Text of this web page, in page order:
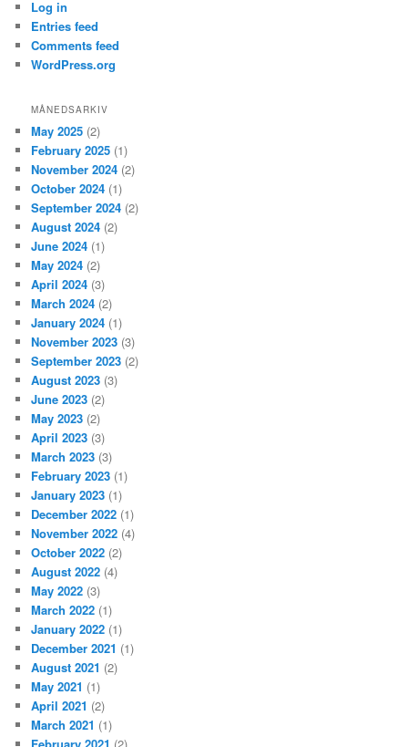
Log in
Entries feed
Comments feed
WordPress.org
MÅNEDSARKIV
May 2025 (2)
February 2025 (1)
November 2024 (2)
October 2024 (1)
September 2024 (2)
August 2024 (2)
June 2024 (1)
May 2024 (2)
April 2024 (3)
March 2024 (2)
January 2024 (1)
November 2023 (3)
September 2023 (2)
August 2023 (3)
June 2023 (2)
May 2023 (2)
April 2023 (3)
March 2023 (3)
February 2023 (1)
January 2023 (1)
December 2022 (1)
November 2022 (4)
October 2022 (2)
August 2022 (4)
May 2022 (3)
March 2022 (1)
January 2022 (1)
December 2021 (1)
August 2021 (2)
May 2021 (1)
April 2021 (2)
March 2021 (1)